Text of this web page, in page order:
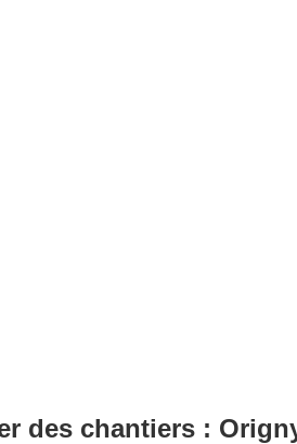
des chantiers :